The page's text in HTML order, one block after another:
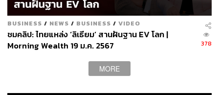
BUSINESS / NEWS / BUSINESS / VIDEO
ชมคลิป: ไทยแหล่ง ‘ลิเธียม’ สานฝันฐาน EV โลก |
Morning Wealth 19 ม.ค. 2567
378
MORE